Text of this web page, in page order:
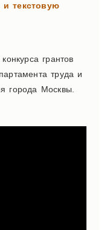
и текстовую
грантов
труда и
города Москвы.